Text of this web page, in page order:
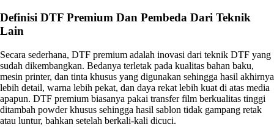
Definisi DTF Premium Dan Pembeda Dari Teknik
Lain
Secara sederhana, DTF premium adalah inovasi dari teknik DTF yang
sudah dikembangkan. Bedanya terletak pada kualitas bahan baku,
mesin printer, dan tinta khusus yang digunakan sehingga hasil akhirnya
lebih detail, warna lebih pekat, dan daya rekat lebih kuat di atas media
apapun. DTF premium biasanya pakai transfer film berkualitas tinggi
ditambah powder khusus sehingga hasil sablon tidak gampang retak
atau luntur, bahkan setelah berkali-kali dicuci.